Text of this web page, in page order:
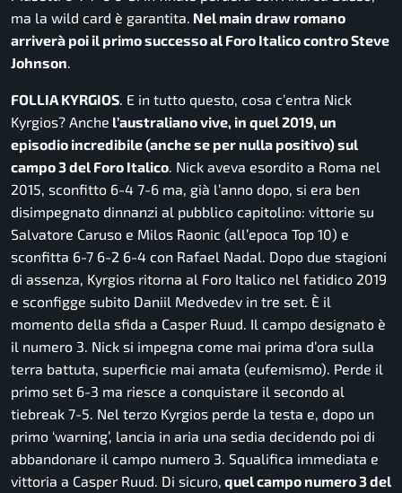
ma la wild card è garantita. Nel main draw romano
arriverà poi il primo successo al Foro Italico contro Steve
Johnson
FOLLIA KYRGIOS . E in tutto questo, cosa c’entra Nick
Kyrgios? Anche l’australiano vive, in quel 2019, un
episodio incredibile (anche se per nulla positivo) sul
campo 3 del Foro Italico . Nick aveva esordito a Roma nel
2015, sconfitto 6-4 7-6 ma, già l’anno dopo, si era ben
disimpegnato dinnanzi al pubblico capitolino: vittorie su
Salvatore Caruso e Milos Raonic (all’epoca Top 10) e
sconfitta 6-7 6-2 6-4 con Rafael Nadal. Dopo due stagioni
di assenza, Kyrgios ritorna al Foro Italico nel fatidico 2019
e sconfigge subito Daniil Medvedev in tre set. È il
momento della sfida a Casper Ruud. Il campo designato è
il numero 3. Nick si impegna come mai prima d’ora sulla
terra battuta, superficie mai amata (eufemismo). Perde il
primo set 6-3 ma riesce a conquistare il secondo al
tiebreak 7-5. Nel terzo Kyrgios perde la testa e, dopo un
primo ‘warning’, lancia in aria una sedia decidendo poi di
abbandonare il campo numero 3. Squalifica immediata e
vittoria a Casper Ruud. Di sicuro, quel campo numero 3 del